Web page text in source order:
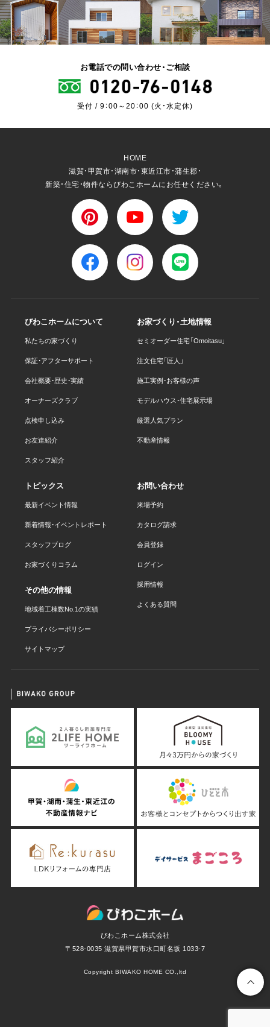
お電話での問い合わせ・ご相談
受付 / 9：00～20：00 (火・水定休)
HOME
滋賀・甲賀市・湖南市・東近江市・蒲生郡・
新築・住宅・物件ならびわこホームにお任せください。
びわこホームについて
私たちの家づくり
保証・アフターサポート
会社概要・歴史・実績
オーナーズクラブ
点検申し込み
お友達紹介
スタッフ紹介
お家づくり・土地情報
セミオーダー住宅「Omoitasu」
注文住宅「匠人」
施工実例・お客様の声
モデルハウス・住宅展示場
厳選人気プラン
不動産情報
トピックス
最新イベント情報
新着情報・イベントレポート
スタッフブログ
お家づくりコラム
お問い合わせ
来場予約
カタログ請求
会員登録
ログイン
採用情報
よくある質問
その他の情報
地域着工棟数No.1の実績
プライバシーポリシー
サイトマップ
びわこホーム株式会社
〒528-0035 滋賀県甲賀市水口町名坂 1033-7
Copyright BIWAKO HOME CO.,ltd